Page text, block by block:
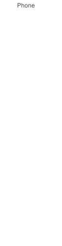
Rejoins-nous !
Phone